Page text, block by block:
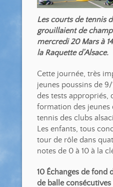
Les courts de tennis
grouillaient de
mercredi 20 Mars à
la Raquette d’Alsace.
Cette journée, très
jeunes poussins de
des tests appropriés,
formation des jeunes
tennis des clubs
Les enfants, tous
tour de rôle dans
notes de 0 à 10 à la
10 Échanges de fond
de balle consécutives